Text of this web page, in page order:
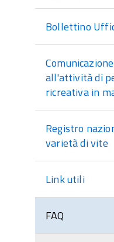
Bollettino
all'attività di
ricreativa in
Registro
varietà di vite
Link utili
FAQ